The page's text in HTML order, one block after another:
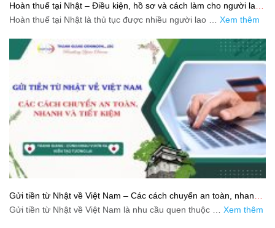
Hoàn thuế tại Nhật – Điều kiện, hồ sơ và cách làm cho người lao
động
Hoàn thuế tại Nhật là thủ tục được nhiều người lao … Xem thêm
Gửi tiền từ Nhật về Việt Nam – Các cách chuyển an toàn, nhanh
và tiết kiệm
Gửi tiền từ Nhật về Việt Nam là nhu cầu quen thuộc … Xem thêm